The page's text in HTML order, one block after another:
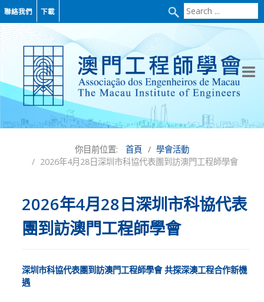
聯絡我們 下載
Search
...
你目前位置: 首頁
學會活動
2026年4月28日深圳市科協代表團到訪澳門工程師學會
2026年4月28日深圳市科協代表
團到訪澳門工程師學會
深圳市科協代表團到訪澳門工程師學會共探深澳工程合作新機
遇